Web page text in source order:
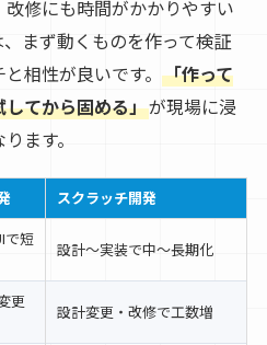
修にも時間がかかりやすい
まず動くものを作って検証
相性が良いです。 「作って
てから固める」が現場に浸
ます。
スクラッチ開発
で短
設計〜実装で中〜長期化
更
設計変更・改修で工数増